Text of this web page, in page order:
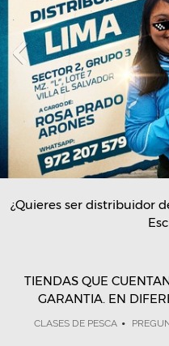
¿Quieres ser distribuidor
TIENDAS QUE
GARANTIA. EN
CLASES DE PESCA